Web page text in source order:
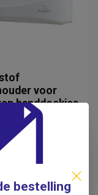
voor
handdoekjes
bestelling